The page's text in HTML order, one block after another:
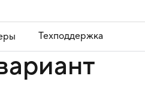
Техподдержка